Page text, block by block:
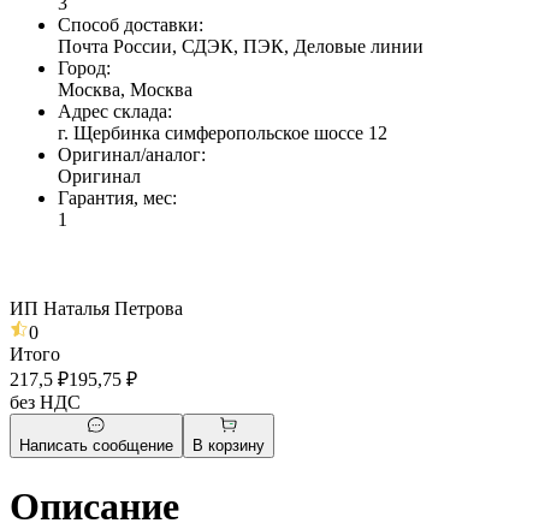
Способ доставки:
Почта России, СДЭК, ПЭК, Деловые линии
Город:
Москва, Москва
Адрес склада:
г. Щербинка симферопольское шоссе 12
Оригинал/аналог:
Оригинал
Гарантия, мес:
1
ИП Наталья Петрова
0
Итого
217,5 ₽195,75 ₽
без НДС
Написать сообщение В корзину
Описание